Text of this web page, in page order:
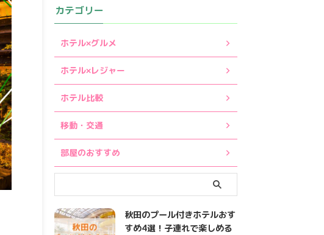
カテゴリー
ホテル×グルメ
ホテル×レジャー
ホテル比較
移動・交通
部屋のおすすめ
秋田のプール付きホテルおす
すめ4選！子連れで楽しめる